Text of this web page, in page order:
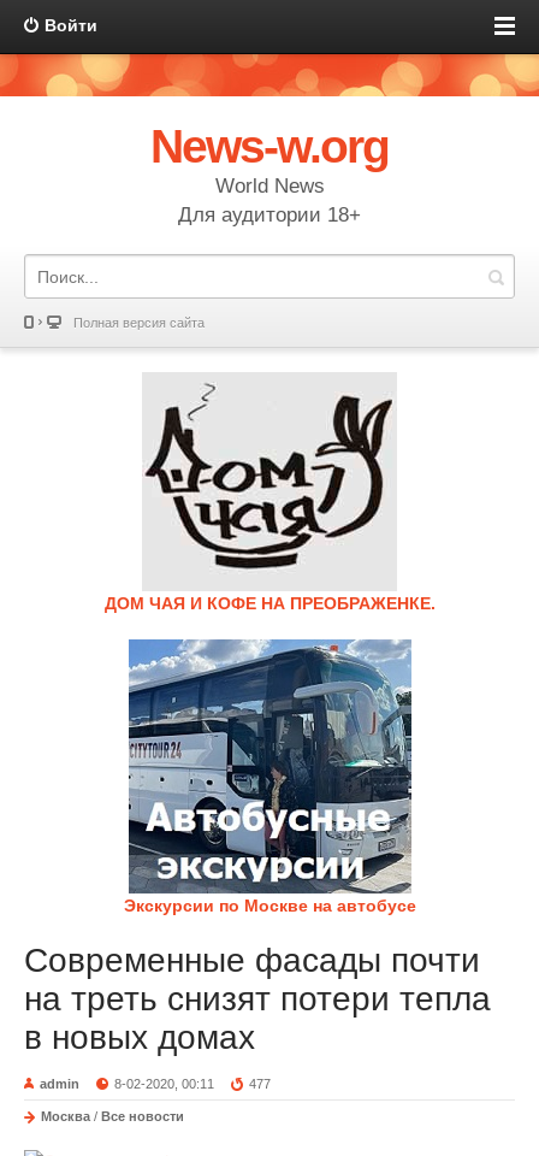
Войти
News-w.org
World News
Для аудитории 18+
Полная версия сайта
ДОМ ЧАЯ И КОФЕ НА ПРЕОБРАЖЕНКЕ.
Экскурсии по Москве на автобусе
Современные фасады почти
на треть снизят потери тепла
в новых домах
admin 8-02-2020, 00:11 477
Москва / Все новости